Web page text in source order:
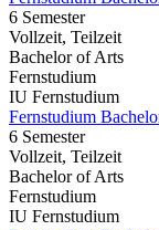
6 Semester
Vollzeit, Teilzeit
Bachelor of Arts
Fernstudium
IU Fernstudium
Fernstudium
6 Semester
Vollzeit, Teilzeit
Bachelor of Arts
Fernstudium
IU Fernstudium